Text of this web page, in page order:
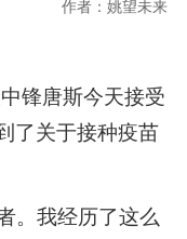
作者：姚望未来
锋唐斯今天接受
了关于接种疫苗
。我经历了这么